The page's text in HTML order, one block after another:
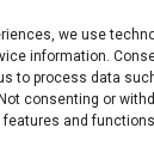
we use
information.
to process data
consenting or
and